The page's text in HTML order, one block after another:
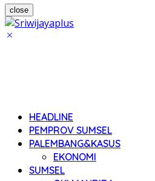
close
HEADLINE
PEMPROV SUMSEL
PALEMBANG&KASUS
EKONOMI
SUMSEL